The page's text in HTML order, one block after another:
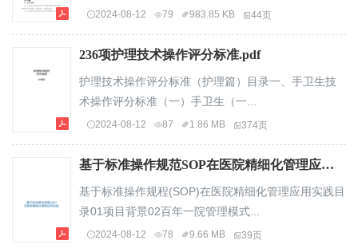
2024-08-12 79 983.85 KB 44页
236项护理技术操作评分标准.pdf
护理技术操作评分标准（护理篇）目录一、手卫生技
术操作评分标准（一）手卫生（一...
2024-08-12 87 1.86 MB 374页
基于标准操作规范SOP在医院精细化管理应用实践.pdf
基于标准操作规程(SOP)在医院精细化管理应用实践目
录01项目背景02百年一院管理模式...
2024-08-12 78 9.66 MB 39页